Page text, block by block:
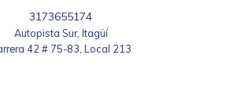
3173655174
Autopista Sur, Itagüí
42 # 75-83, Local 213